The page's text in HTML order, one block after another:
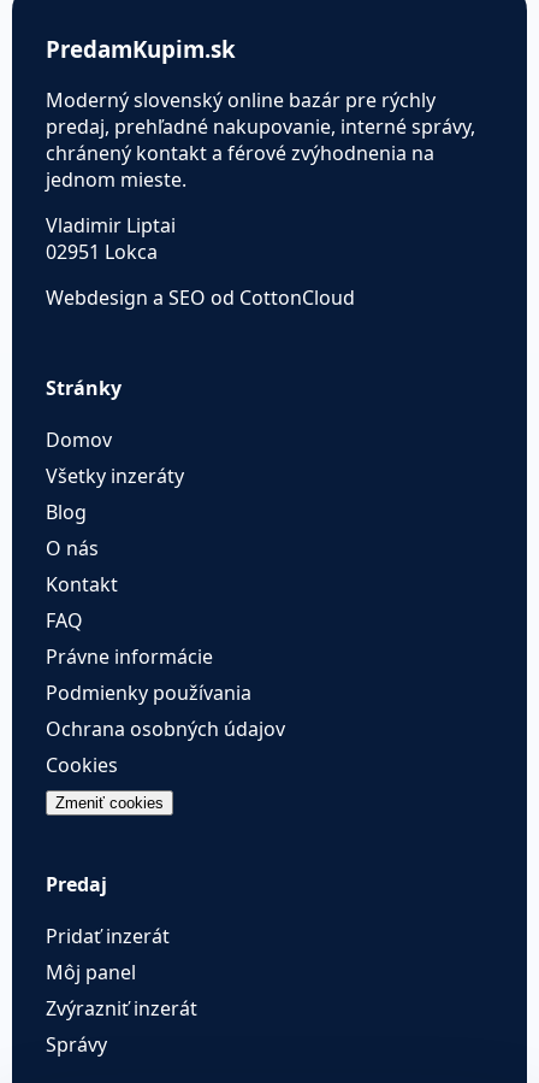
PredamKupim.sk
Moderný slovenský online bazár pre rýchly
predaj, prehľadné nakupovanie, interné správy,
chránený kontakt a férové zvýhodnenia na
jednom mieste.
Vladimir Liptai
02951 Lokca
Webdesign a SEO od CottonCloud
Stránky
Domov
Všetky inzeráty
Blog
O nás
Kontakt
FAQ
Právne informácie
Podmienky používania
Ochrana osobných údajov
Cookies
Zmeniť cookies
Predaj
Pridať inzerát
Môj panel
Zvýrazniť inzerát
Správy